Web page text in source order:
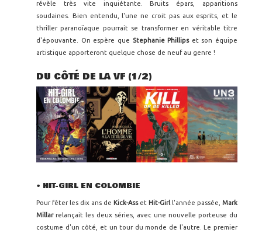
révèle très vite inquiétante. Bruits épars, apparitions
soudaines. Bien entendu, l'une ne croit pas aux esprits, et le
thriller paranoïaque pourrait se transformer en véritable titre
d'épouvante. On espère que Stephanie Phillipset son équipe
artistique apporteront quelque chose de neuf au genre !
DU CÔTÉ DE LA VF (1/2)
• HIT-GIRL EN COLOMBIE
Pour fêter les dix ans de Kick-Ass et Hit-Girl l'année passée, Mark
Millar relançait les deux séries, avec une nouvelle porteuse du
costume d'un côté, et un tour du monde de l'autre. Le premier